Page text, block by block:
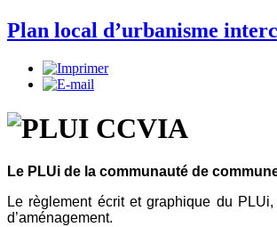
Plan local d’urbanisme
Le PLUi de la communauté de
Le règlement écrit et graphique du
d’aménagement.